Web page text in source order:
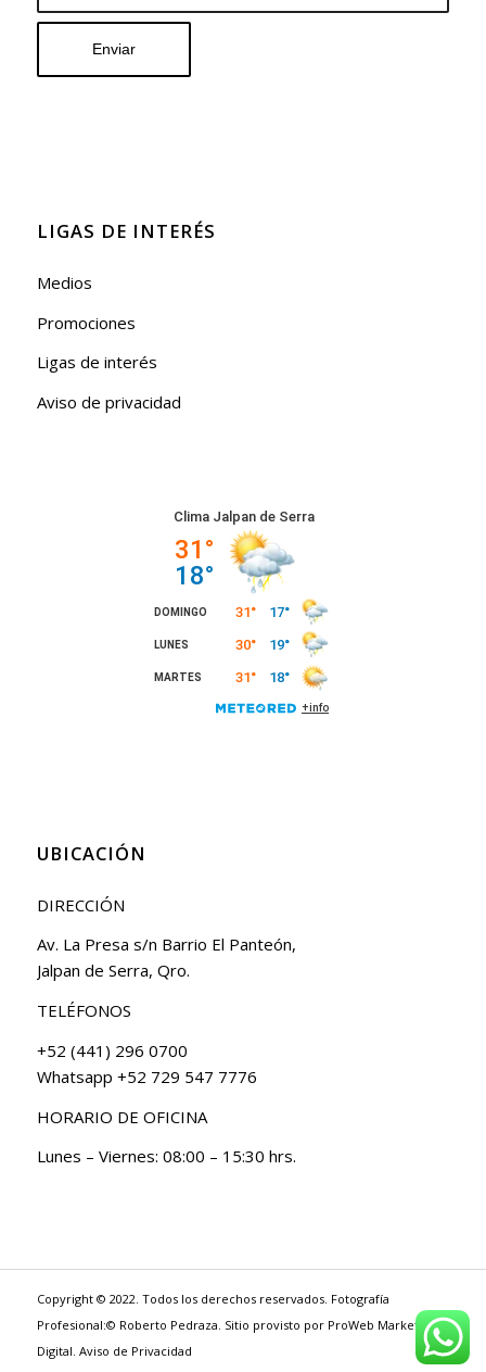
LIGAS DE INTERÉS
Medios
Promociones
Ligas de interés
Aviso de privacidad
UBICACIÓN
DIRECCIÓN
Av. La Presa s/n Barrio El Panteón,
Jalpan de Serra, Qro.
TELÉFONOS
+52 (441) 296 0700
Whatsapp +52 729 547 7776
HORARIO DE OFICINA
Lunes – Viernes: 08:00 – 15:30 hrs.
Copyright © 2022. Todos los derechos reservados. Fotografía
Profesional:© Roberto Pedraza. Sitio provisto por ProWeb Marketing
Digital. Aviso de Privacidad